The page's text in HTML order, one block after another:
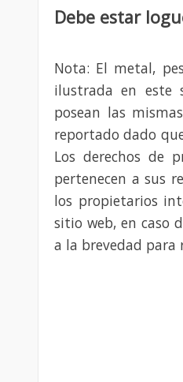
Debe estar
Nota: El metal,
ilustrada en este
posean las
reportado dado
Los derechos de
pertenecen a sus
los propietarios
sitio web, en caso
a la brevedad para